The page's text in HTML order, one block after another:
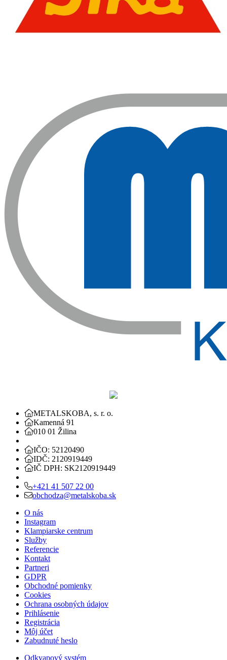
METALSKOBA, s. r. o.
Kamenná 91
010 01 Žilina
IČO: 52120490
IDČ: 2120919449
IČ DPH: SK2120919449
+421 41 507 22 00
obchodza@metalskoba.sk
O nás
Instagram
Klampiarske centrum
Služby
Referencie
Kontakt
Partneri
GDPR
Obchodné pomienky
Cookies
Ochrana osobných údajov
Prihlásenie
Registrácia
Môj účet
Zabudnuté heslo
Odkvapový systém